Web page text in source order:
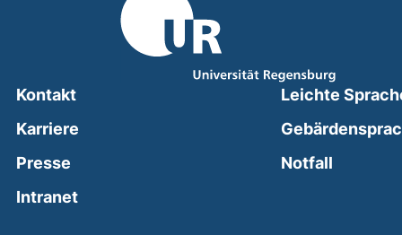
Kontakt
Karriere
Presse
Intranet(external link, opens in a new window)
Leichte
Notfall